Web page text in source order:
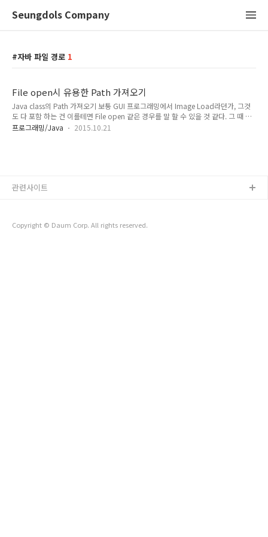
Seungdols Company
자바 파일 경로 1
File open시 유용한 Path 가져오기
Java class의 Path 가져오기 보통 GUI 프로그래밍에서 Image Load라던가, 그것
도 다 포함 하는 건 이를테면 File open 같은 경우를 말 할 수 있을 것 같다. 그 때 아
주아주 유용하게 사용 할 수 있는 기법이다. 무단 수정 및 배포는 금지합니다. 모든 내
프로그래밍/Java 2015.10.21
Copyright © Daum Corp. All rights reserved.
관련사이트